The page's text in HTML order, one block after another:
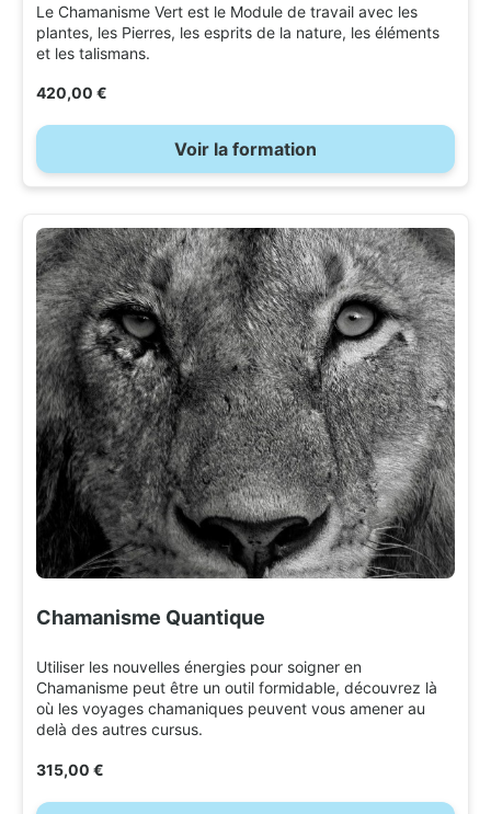
Le Chamanisme Vert est le Module de travail avec les
plantes, les Pierres, les esprits de la nature, les éléments
et les talismans.
420,00 €
Voir la formation
Chamanisme Quantique
Utiliser les nouvelles énergies pour soigner en
Chamanisme peut être un outil formidable, découvrez là
où les voyages chamaniques peuvent vous amener au
delà des autres cursus.
315,00 €